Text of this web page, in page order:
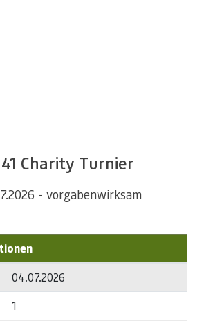
Charity Turnier
- vorgabenwirksam
04.07.2026
1